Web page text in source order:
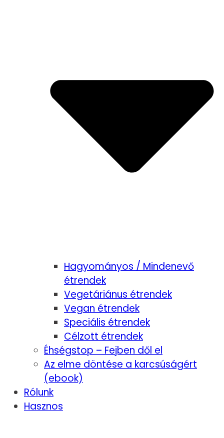
Hagyományos / Mindenevő
étrendek
Vegetáriánus étrendek
Vegan étrendek
Speciális étrendek
Célzott étrendek
Éhségstop – Fejben dől el
Az elme döntése a karcsúságért
(ebook)
Rólunk
Hasznos